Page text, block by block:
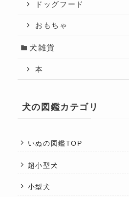
ドッグフード
おもちゃ
犬雑貨
本
犬の図鑑カテゴリ
いぬの図鑑TOP
超小型犬
小型犬